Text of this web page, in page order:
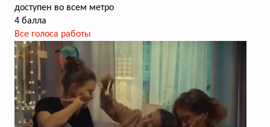
доступен во всем метро
4 балла
Все голоса работы